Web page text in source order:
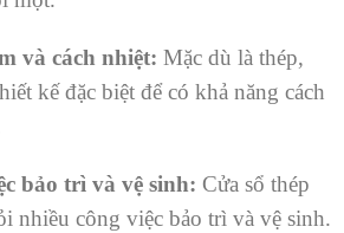
và cách nhiệt: Mặc dù là thép,
kế đặc biệt để có khả năng cách
bảo trì và vệ sinh: Cửa sổ thép
nhiều công việc bảo trì và vệ sinh.